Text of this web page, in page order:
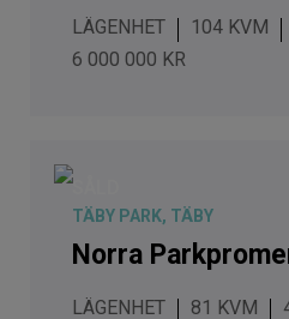
104 KVM
LÄGENHET
6 000 000 KR
SÅLD
Norra
TÄBY PARK, TÄBY
81 KVM
LÄGENHET